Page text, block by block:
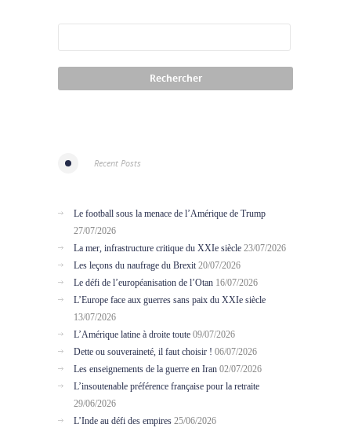
Recent Posts
Le football sous la menace de l’Amérique de Trump
27/07/2026
La mer, infrastructure critique du XXIe siècle 23/07/2026
Les leçons du naufrage du Brexit 20/07/2026
Le défi de l’européanisation de l’Otan 16/07/2026
L’Europe face aux guerres sans paix du XXIe siècle
13/07/2026
L’Amérique latine à droite toute 09/07/2026
Dette ou souveraineté, il faut choisir ! 06/07/2026
Les enseignements de la guerre en Iran 02/07/2026
L’insoutenable préférence française pour la retraite
29/06/2026
L’Inde au défi des empires 25/06/2026